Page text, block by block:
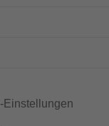
Einstellungen